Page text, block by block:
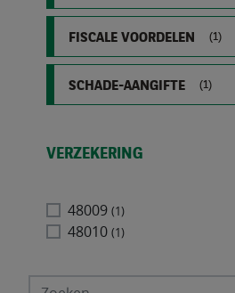
FISCALE VOORDELEN (1)
SCHADE-AANGIFTE (1)
VERZEKERING
48009 (1)
48010 (1)